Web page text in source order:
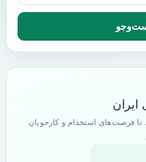
تا فرصت‌های استخدام و کارجویان